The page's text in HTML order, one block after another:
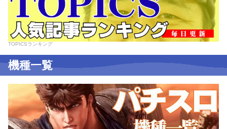
TOPICSランキング
機種一覧